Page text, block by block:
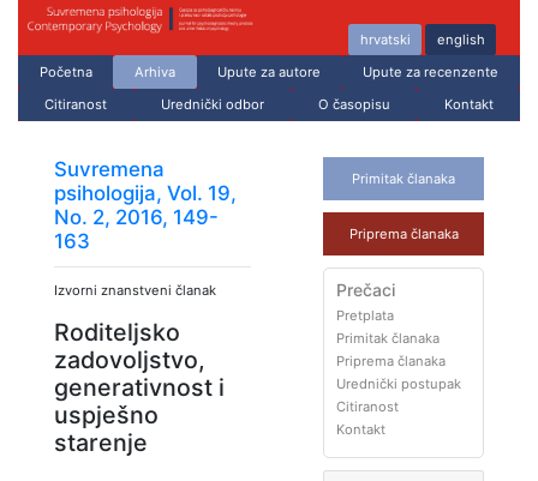
hrvatski
english
Početna
Arhiva Upute za autore
Upute za recenzente
Citiranost
Urednički odbor O časopisu Kontakt
Suvremena
psihologija, Vol. 19,
No. 2, 2016, 149-
163
Izvorni znanstveni članak
Roditeljsko
zadovoljstvo,
generativnost i
uspješno
starenje
Primitak članaka
Priprema članaka
Prečaci
Pretplata
Primitak članaka
Priprema članaka
Urednički postupak
Citiranost
Kontakt